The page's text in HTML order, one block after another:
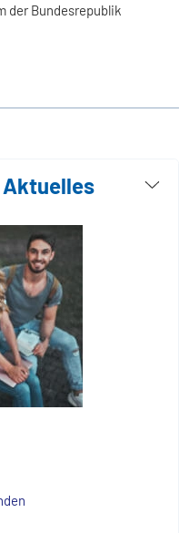
der Bundesrepublik